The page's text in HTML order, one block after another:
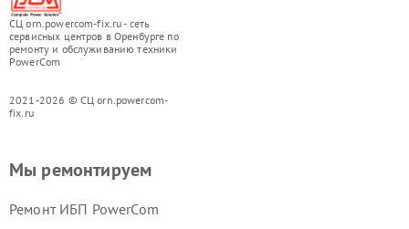
СЦ orn.powercom-fix.ru - сеть
сервисных центров в Оренбурге по
ремонту и обслуживанию техники
PowerCom
2021-2026 © СЦ orn.powercom-
fix.ru
Мы ремонтируем
Ремонт ИБП PowerCom